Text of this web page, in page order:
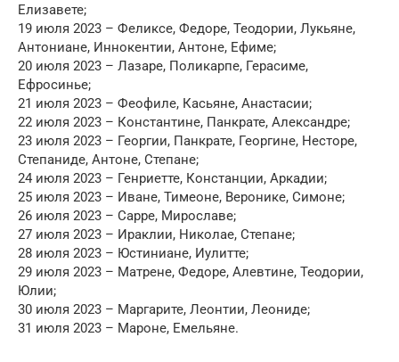
Елизавете;
19 июля 2023 – Феликсе, Федоре, Теодории, Лукьяне,
Антониане, Иннокентии, Антоне, Ефиме;
20 июля 2023 – Лазаре, Поликарпе, Герасиме,
Ефросинье;
21 июля 2023 – Феофиле, Касьяне, Анастасии;
22 июля 2023 – Константине, Панкрате, Александре;
23 июля 2023 – Георгии, Панкрате, Георгине, Несторе,
Степаниде, Антоне, Степане;
24 июля 2023 – Генриетте, Констанции, Аркадии;
25 июля 2023 – Иване, Тимеоне, Веронике, Симоне;
26 июля 2023 – Сарре, Мирославе;
27 июля 2023 – Ираклии, Николае, Степане;
28 июля 2023 – Юстиниане, Иулитте;
29 июля 2023 – Матрене, Федоре, Алевтине, Теодории,
Юлии;
30 июля 2023 – Маргарите, Леонтии, Леониде;
31 июля 2023 – Мароне, Емельяне.